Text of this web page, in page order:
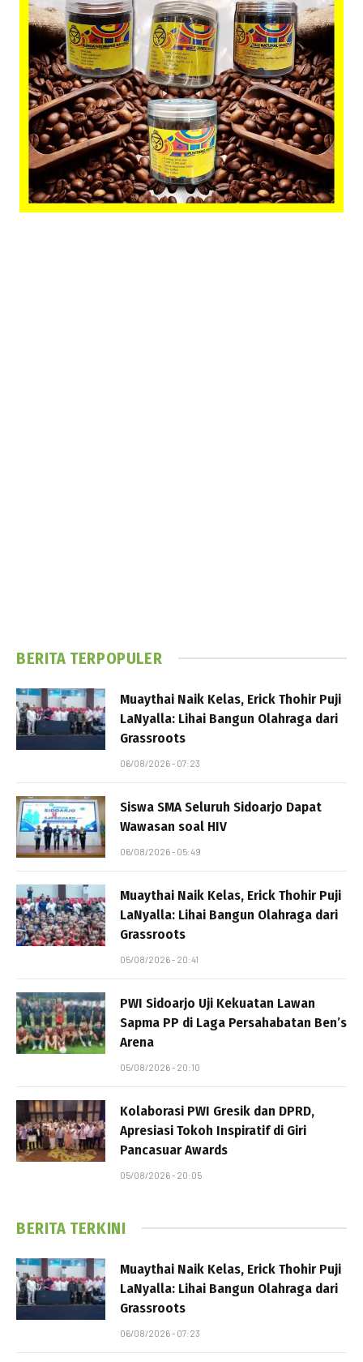
BERITA TERPOPULER
Muaythai Naik Kelas, Erick Thohir Puji
LaNyalla: Lihai Bangun Olahraga dari
Grassroots
06/08/2026 - 07:23
Siswa SMA Seluruh Sidoarjo Dapat
Wawasan soal HIV
06/08/2026 - 05:49
Muaythai Naik Kelas, Erick Thohir Puji
LaNyalla: Lihai Bangun Olahraga dari
Grassroots
05/08/2026 - 20:41
PWI Sidoarjo Uji Kekuatan Lawan
Sapma PP di Laga Persahabatan Ben’s
Arena
05/08/2026 - 20:10
Kolaborasi PWI Gresik dan DPRD,
Apresiasi Tokoh Inspiratif di Giri
Pancasuar Awards
05/08/2026 - 20:05
BERITA TERKINI
Muaythai Naik Kelas, Erick Thohir Puji
LaNyalla: Lihai Bangun Olahraga dari
Grassroots
06/08/2026 - 07:23